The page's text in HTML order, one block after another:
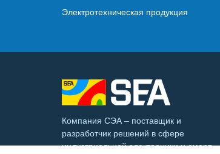
Электротехническая продукция
Компания СЭА – поставщик и
разработчик решений в сфере
индустриальной электроники и смарт-